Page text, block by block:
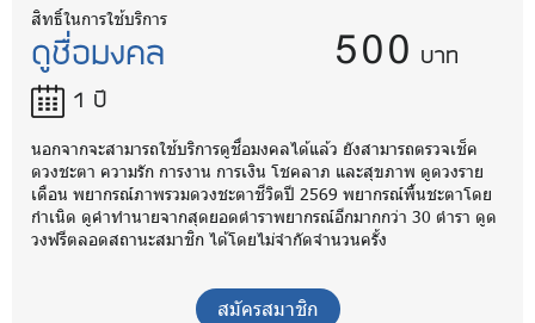
สิทธิ์ในการใช้บริการ
ดูชื่อมงคล
1 ปี
500 บาท
นอกจากจะสามารถใช้บริการดูชื่อมงคลได้แล้ว ยังสามารถตรวจเช็ค
ดวงชะตา ความรัก การงาน การเงิน โชคลาภ และสุขภาพ ดูดวงราย
เดือน พยากรณ์ภาพรวมดวงชะตาชีวิตปี 2569 พยากรณ์พื้นชะตาโดย
กำเนิด ดูคำทำนายจากสุดยอดตำราพยากรณ์อีกมากกว่า 30 ตำรา ดูด
วงฟรีตลอดสถานะสมาชิก ได้โดยไม่จำกัดจำนวนครั้ง
สมัครสมาชิก